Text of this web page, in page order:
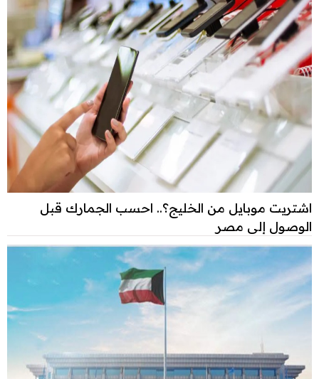
اشتريت موبايل من الخليج؟.. احسب الجمارك قبل
الوصول إلى مصر